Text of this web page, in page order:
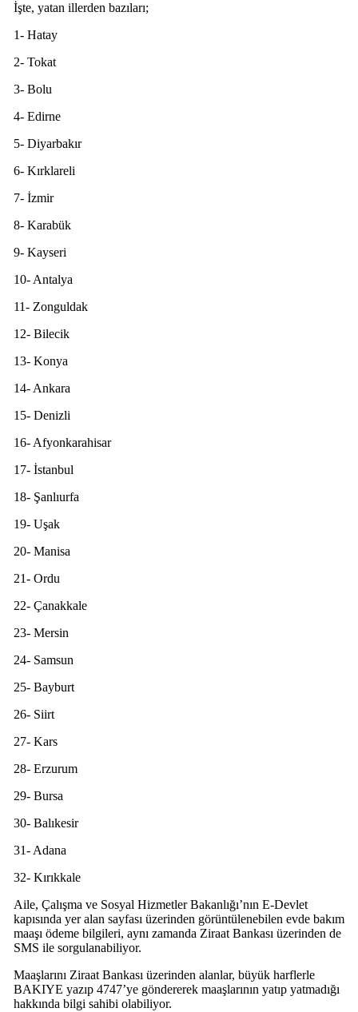
İşte, yatan illerden bazıları;
1- Hatay
2- Tokat
3- Bolu
4- Edirne
5- Diyarbakır
6- Kırklareli
7- İzmir
8- Karabük
9- Kayseri
10- Antalya
11- Zonguldak
12- Bilecik
13- Konya
14- Ankara
15- Denizli
16- Afyonkarahisar
17- İstanbul
18- Şanlıurfa
19- Uşak
20- Manisa
21- Ordu
22- Çanakkale
23- Mersin
24- Samsun
25- Bayburt
26- Siirt
27- Kars
28- Erzurum
29- Bursa
30- Balıkesir
31- Adana
32- Kırıkkale
Aile, Çalışma ve Sosyal Hizmetler Bakanlığı’nın E-Devlet
kapısında yer alan sayfası üzerinden görüntülenebilen evde bakım
maaşı ödeme bilgileri, aynı zamanda Ziraat Bankası üzerinden de
SMS ile sorgulanabiliyor.
Maaşlarını Ziraat Bankası üzerinden alanlar, büyük harflerle
BAKIYE yazıp 4747’ye göndererek maaşlarının yatıp yatmadığı
hakkında bilgi sahibi olabiliyor.